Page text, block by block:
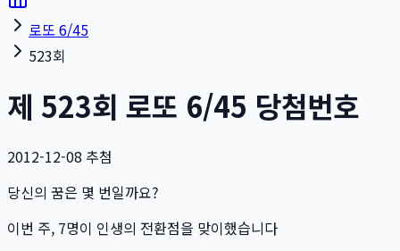
로또 6/45
523회
제 523회 로또 6/45 당첨번호
2012-12-08 추첨
당신의 꿈은 몇 번일까요?
이번 주, 7명이 인생의 전환점을 맞이했습니다